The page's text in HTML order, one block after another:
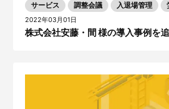
サービス 調整会議 入退場管理
2022年03月01日
株式会社安藤・間 様の導入事例を